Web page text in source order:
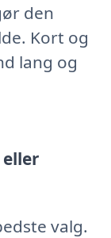
den
Kort og
lang og
valg.